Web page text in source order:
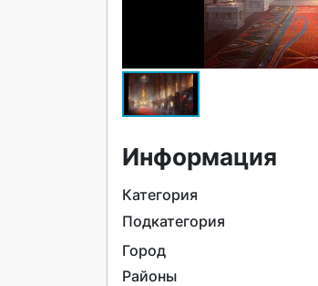
Информация
Категория
Подкатегория
Город
Районы